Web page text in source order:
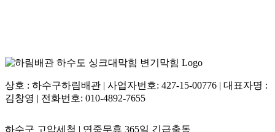
상호 : 하수구하림배관 | 사업자번호: 427-15-00776 | 대표자명 :
김창영 | 전화번호: 010-4892-7655
하수구 고압세척 | 연중무휴 365일 긴급출동